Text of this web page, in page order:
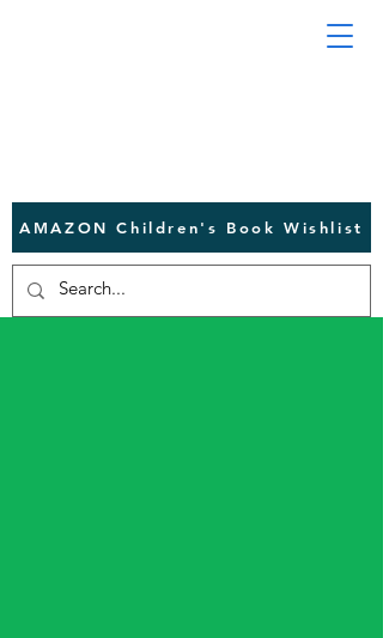
AMAZON Children's Book Wishlist